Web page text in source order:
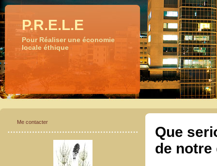
P.R.E.L.E
Pour Réaliser une économie
locale éthique
Me contacter
Que
de notre